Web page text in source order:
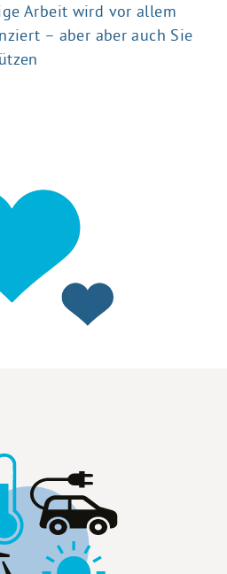
Arbeit wird vor allem
– aber aber auch Sie